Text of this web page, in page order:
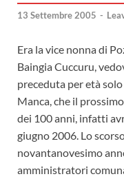
13 Settembre 2005 -
Era la vice nonna di
Baingia Cuccuru,
preceduta per età
Manca, che il
dei 100 anni, infatti
giugno 2006. Lo
novantanovesimo
amministratori